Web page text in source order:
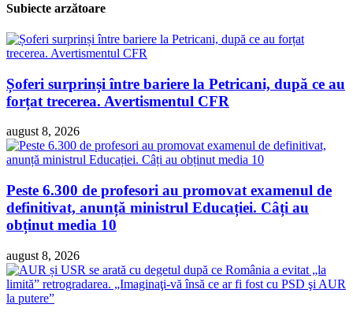
Subiecte arzătoare
Șoferi surprinși între bariere la Petricani, după ce au
forțat trecerea. Avertismentul CFR
august 8, 2026
Peste 6.300 de profesori au promovat examenul de
definitivat, anunță ministrul Educației. Câți au
obținut media 10
august 8, 2026